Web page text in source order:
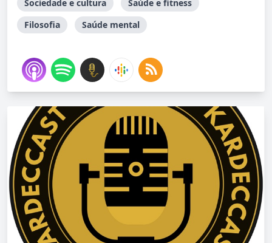
Sociedade e cultura
Saúde e fitness
Filosofia
Saúde mental